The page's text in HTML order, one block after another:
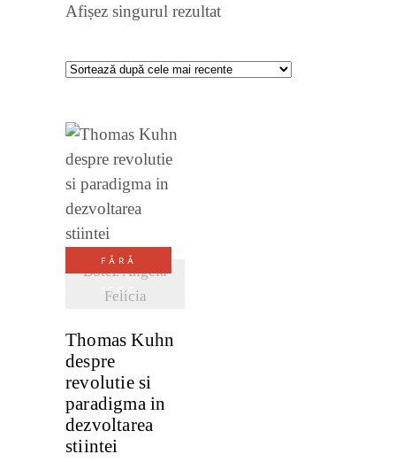
Afișez singurul rezultat
FĂRĂ
STOC
Botez Angela
Felicia
DETALII
Thomas Kuhn
despre
revolutie si
paradigma in
dezvoltarea
stiintei